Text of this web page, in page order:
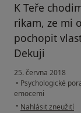
K Teře
rikam, ze mi
pochopit
Dekuji
25. června 2018
• Psychologické
emocemi
• podle názoru
Nahlásit zneužití